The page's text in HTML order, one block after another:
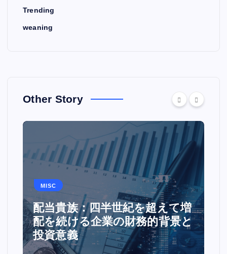
Trending
weaning
Other Story
MISC
配当貴族：四半世紀を超えて増
配を続ける企業の財務的背景と
投資意義